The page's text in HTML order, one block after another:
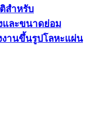
สำหรับ
และขนาดย่อม
งานขึ้นรูปโลหะแผ่น